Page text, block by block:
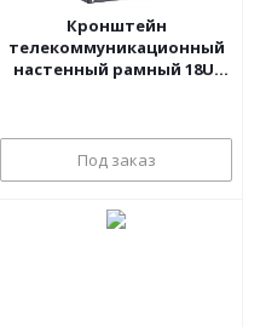
Кронштейн
телекоммуникационный
настенный рамный 18U,
Под заказ